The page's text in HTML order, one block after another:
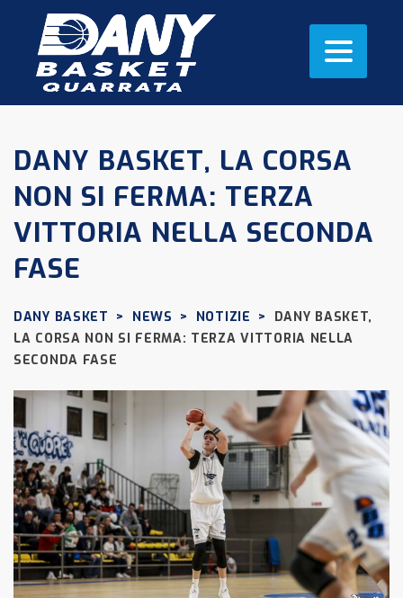
DANY BASKET, LA CORSA
NON SI FERMA: TERZA
VITTORIA NELLA SECONDA
FASE
DANY BASKET > NEWS > NOTIZIE >
DANY BASKET,
LA CORSA NON SI FERMA: TERZA VITTORIA NELLA
SECONDA FASE